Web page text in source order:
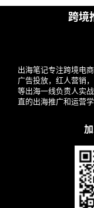
跨境
出海笔记专注跨境电
广告投放，红人营销
等出海一线负责人实
直的出海推广和运营学